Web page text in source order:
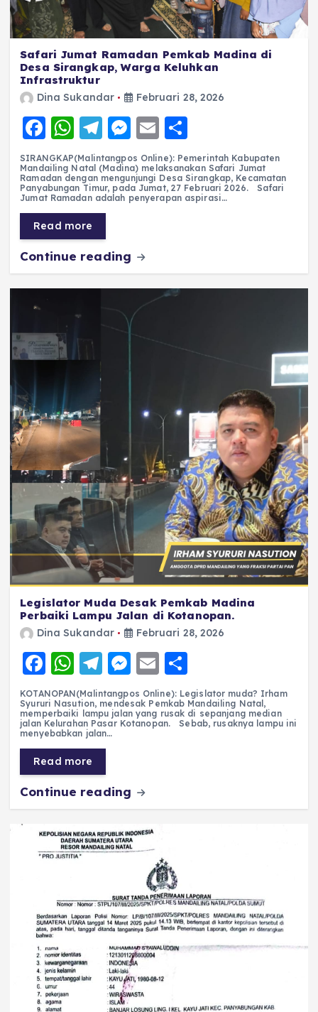
Safari Jumat Ramadan Pemkab Madina di
Desa Sirangkap, Warga Keluhkan
Infrastruktur
Dina Sukandar Februari 28, 2026
F
a
c
e
b
o
o
k
W
h
a
ts
A
p
p
T
el
e
g
r
a
m
M
e
ss
e
er
E
m
ai
l
h
a
re
SIRANGKAP(Malintangpos Online): Pemerintah Kabupaten
Mandailing Natal (Madina) melaksanakan Safari Jumat
Ramadan dengan mengunjungi Desa Sirangkap, Kecamatan
Panyabungan Timur, pada Jumat, 27 Februari 2026. Safari
Jumat Ramadan adalah penyerapan aspirasi…
Read more
Continue reading
Legislator Muda Desak Pemkab Madina
Perbaiki Lampu Jalan di Kotanopan.
Dina Sukandar Februari 28, 2026
F
a
c
e
b
o
o
W
h
a
ts
A
p
p
T
el
e
g
r
a
m
M
e
ss
e
er
E
m
ai
l
h
a
re
KOTANOPAN(Malintangpos Online): Legislator muda? Irham
Syururi Nasution, mendesak Pemkab Mandailing Natal,
memperbaiki lampu jalan yang rusak di sepanjang median
jalan Kelurahan Pasar Kotanopan. Sebab, rusaknya lampu ini
menyebabkan jalan…
Read more
Continue reading